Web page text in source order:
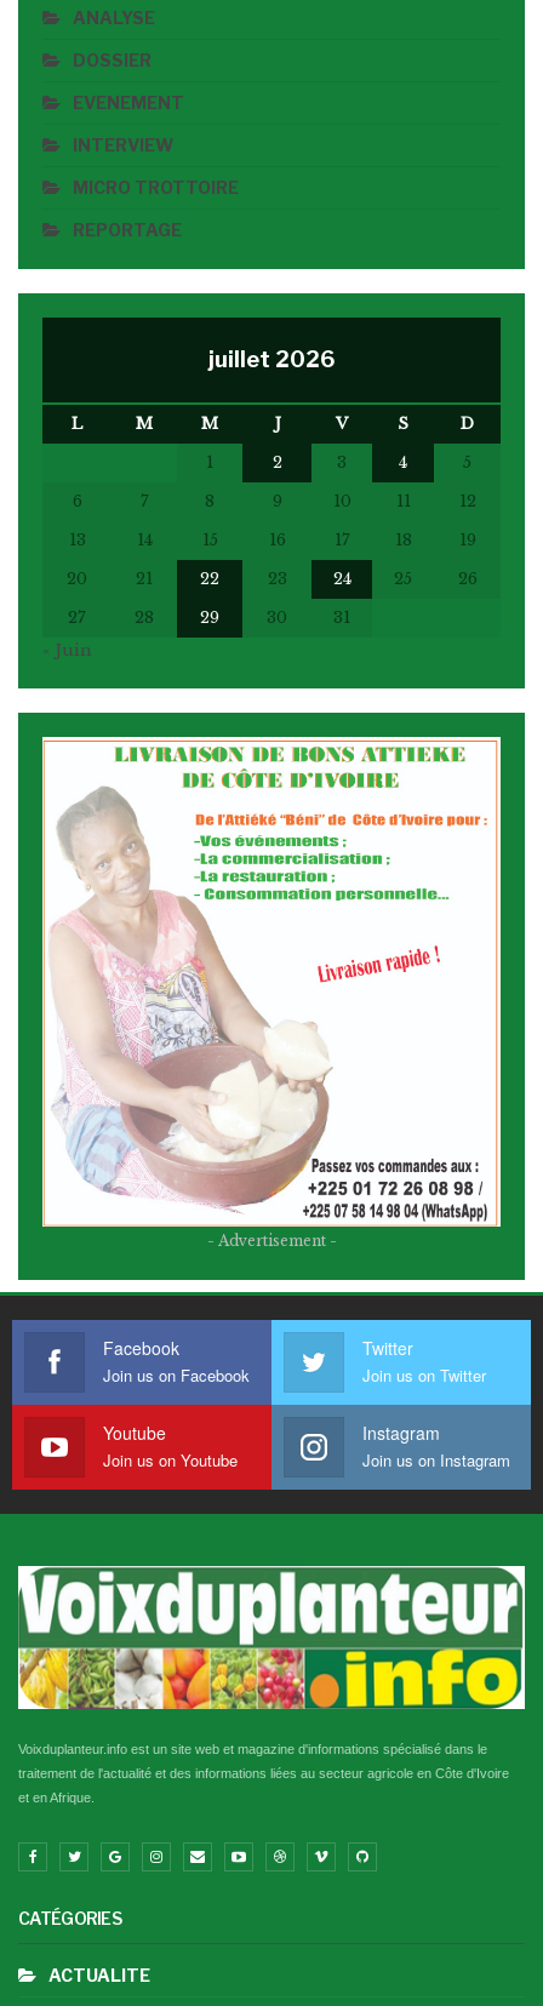
ANALYSE
DOSSIER
EVENEMENT
INTERVIEW
MICRO TROTTOIRE
REPORTAGE
juillet 2026
L M M J V S
D
1
2 3 4
5
6
7 8 9 10 11
12
13
14 15 16 17 18
19
20
21 22 23 24 25
26
27
28 29 30
31
« Juin
- Advertisement -
Facebook
Join us on Facebook
Twitter
Join us on Twitter
Youtube
Join us on Youtube
Instagram
Join us on Instagram
Voixduplanteur.info est un site web et magazine d'informations spécialisé dans le
traitement de l'actualité et des informations liées au secteur agricole en Côte d'Ivoire
et en Afrique.
CATÉGORIES
ACTUALITE